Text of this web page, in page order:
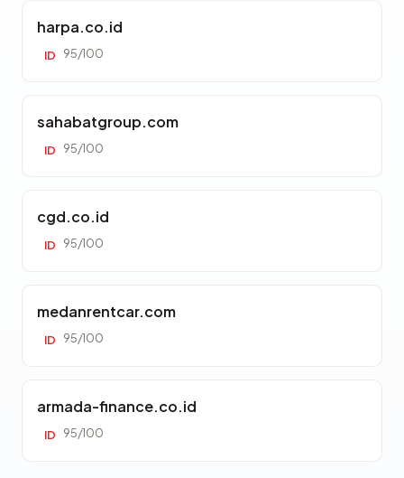
harpa.co.id
ID 95/100
sahabatgroup.com
ID 95/100
cgd.co.id
ID 95/100
medanrentcar.com
ID 95/100
armada-finance.co.id
ID 95/100